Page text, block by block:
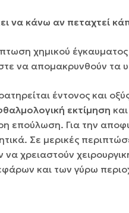
να κάνω αν πεταχτεί
χηµικού
να αποµακρυνθούν τα
έντονος και
εκτίμηση
επούλωση. Για την
Σε µερικές
να χρειαστούν
και των γύρω